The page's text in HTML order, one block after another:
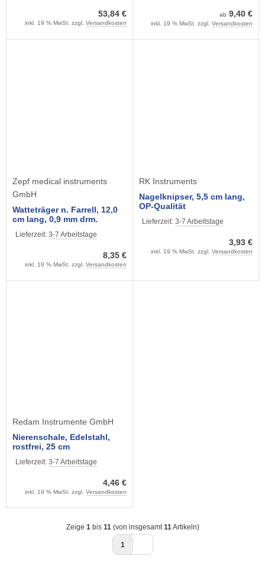
53,84 €
inkl. 19 % MwSt. zzgl. Versandkosten
ab 9,40 €
inkl. 19 % MwSt. zzgl. Versandkosten
Zepf medical instruments
GmbH
Watteträger n. Farrell, 12,0
cm lang, 0,9 mm drm.
Lieferzeit: 3-7 Arbeitstage
8,35 €
inkl. 19 % MwSt. zzgl. Versandkosten
RK Instruments
Nagelknipser, 5,5 cm lang,
OP-Qualität
Lieferzeit: 3-7 Arbeitstage
3,93 €
inkl. 19 % MwSt. zzgl. Versandkosten
Redam Instrumente GmbH
Nierenschale, Edelstahl,
rostfrei, 25 cm
Lieferzeit: 3-7 Arbeitstage
4,46 €
inkl. 19 % MwSt. zzgl. Versandkosten
Zeige 1bis 11(von insgesamt11Artikeln)
1